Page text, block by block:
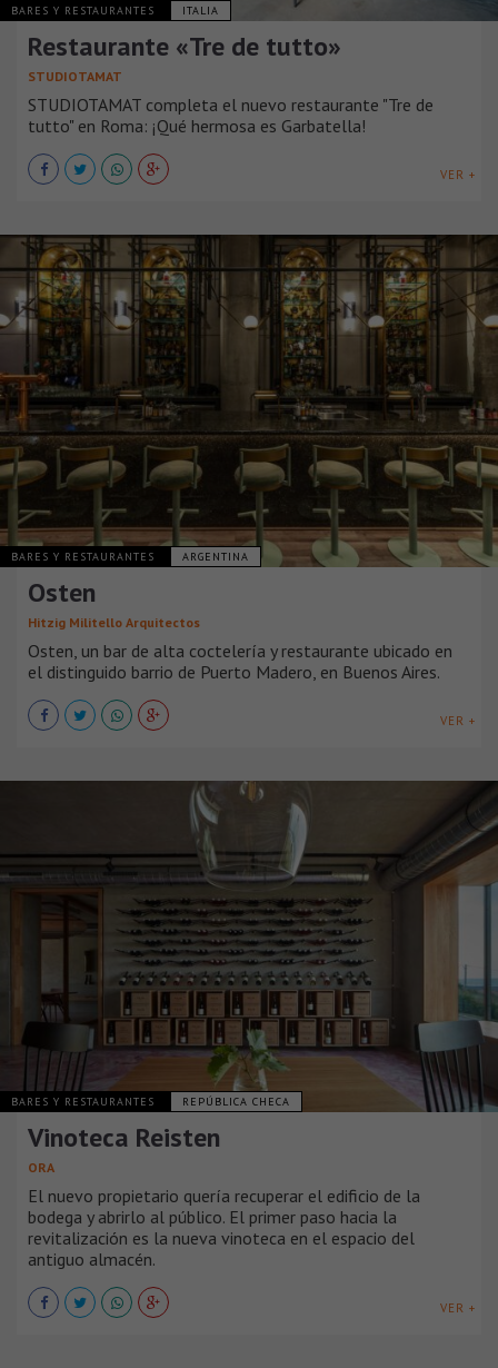
BARES Y RESTAURANTES ITALIA
Restaurante «Tre de tutto»
STUDIOTAMAT
STUDIOTAMAT completa el nuevo restaurante "Tre de
tutto" en Roma: ¡Qué hermosa es Garbatella!
VER +
BARES Y RESTAURANTES ARGENTINA
Osten
Hitzig Militello Arquitectos
Osten, un bar de alta coctelería y restaurante ubicado en
el distinguido barrio de Puerto Madero, en Buenos Aires.
VER +
BARES Y RESTAURANTES REPÚBLICA CHECA
Vinoteca Reisten
ORA
El nuevo propietario quería recuperar el edificio de la
bodega y abrirlo al público. El primer paso hacia la
revitalización es la nueva vinoteca en el espacio del
antiguo almacén.
VER +